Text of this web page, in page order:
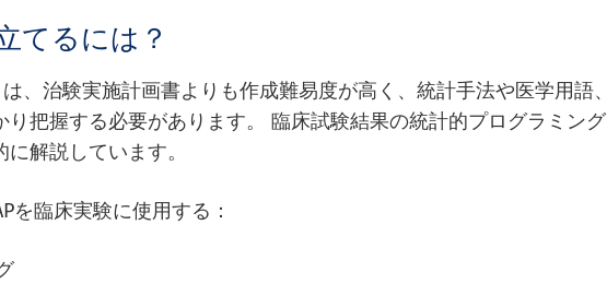
てるには？
、治験実施計画書よりも作成難易度が高く、統計手法や医学用語、
り把握する必要があります。 臨床試験結果の統計的プログラミング
解説しています。
を臨床実験に使用する：